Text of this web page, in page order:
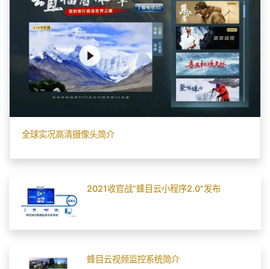
全球实况高清摄像头简介
2021收官战“蜂目云小程序2.0"发布
蜂目云视频监控系统简介